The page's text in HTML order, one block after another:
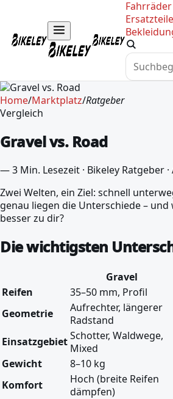
Fahrräder
Ersatzteile
Home/Marktplatz/Ratgeber
Vergleich
Gravel vs. Road
—3 Min. Lesezeit · Bikeley Ratgeber ·
Zwei Welten, ein Ziel: schnell
genau liegen die Unterschiede – und
besser zu dir?
Die wichtigsten
Gravel
Reifen
35–50 mm, Profil
Geometrie
Aufrechter, längerer
Radstand
EinsatzgebietSchotter, Waldwege,
Mixed
Gewicht
8–10 kg
Komfort
Hoch (breite Reifen
dämpfen)